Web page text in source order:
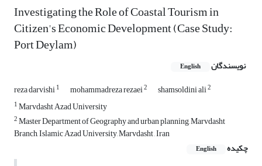
Investigating the Role of Coastal Tourism in
Citizen's Economic Development (Case Study:
Port Deylam)
نویسندگان English
reza darvishi1 mohammadreza rezaei2 shamsoldini ali2
1Marvdasht Azad University
2Master Department of Geography and urban planning, Marvdasht
Branch, Islamic Azad University, Marvdasht , Iran
چکیده
English